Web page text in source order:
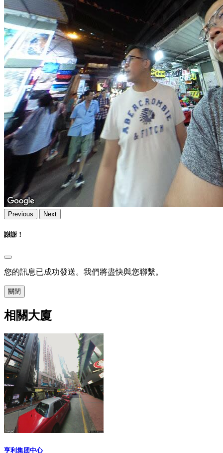
Previous Next
謝謝！
您的訊息已成功發送。我們將盡快與您聯繫。
關閉
相關大廈
亨利集团中心